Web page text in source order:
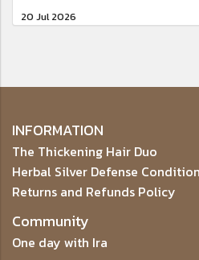
20 Jul 2026
INFORMATION
The Thickening Hair Duo
Herbal Silver Defense
Returns and Refunds Policy
Community
One day with Ira